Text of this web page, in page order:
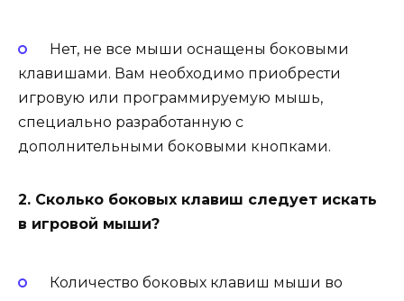
Нет, не все мыши оснащены боковыми
клавишами. Вам необходимо приобрести
игровую или программируемую мышь,
специально разработанную с
дополнительными боковыми кнопками.
2. Сколько боковых клавиш следует искать
в игровой мыши?
Количество боковых клавиш мыши во